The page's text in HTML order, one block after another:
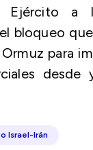
Ejército
bloqueo
para
desde
Israel-Irán